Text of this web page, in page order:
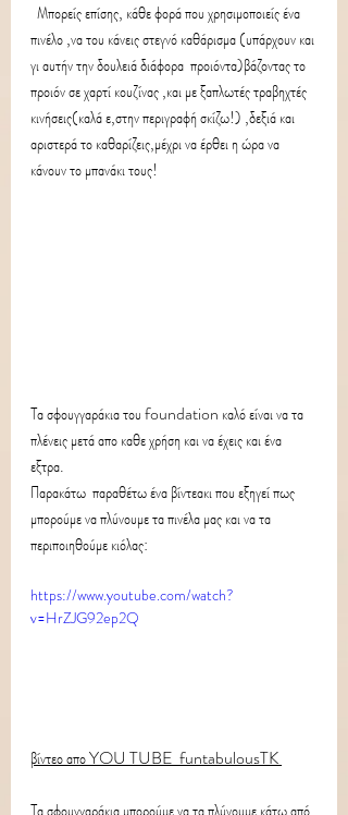
πινέλο ,να του κάνεις στεγνό καθάρισμα (υπάρχουν και
γι αυτήν την δουλειά διάφορα  προιόντα)βάζοντας το
προιόν σε χαρτί κουζίνας ,και με ξαπλωτές τραβηχτές
κινήσεις(καλά ε,στην περιγραφή σκίζω!) ,δεξιά και
αριστερά το καθαρίζεις,μέχρι να έρθει η ώρα να
κάνουν το μπανάκι τους!
Τα σφουγγαράκια του foundation καλό είναι να τα
πλένεις μετά απο καθε χρήση και να έχεις και ένα
εξτρα.
Παρακάτω  παραθέτω ένα βίντεακι που εξηγεί πως
μπορούμε να πλύνουμε τα πινέλα μας και να τα
περιποιηθούμε κιόλας:
https://www.youtube.com/watch?
v=HrZJG92ep2Q
βίντεο απο YOU TUBE  funtabulousTK